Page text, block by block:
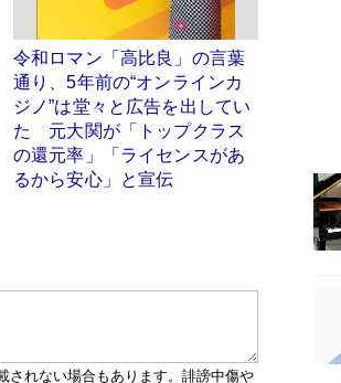
令和ロマン「高比良」の言葉
通り、5年前の“オンラインカ
ジノ”は堂々と広告を出してい
た 元大関が「トップクラス
の還元率」「ライセンスがあ
るから安心」と宣伝